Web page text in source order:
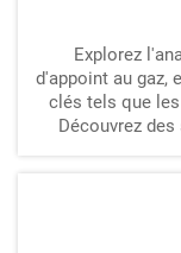
Explorez
d'appoint au gaz,
clés tels que
Découvrez
performances